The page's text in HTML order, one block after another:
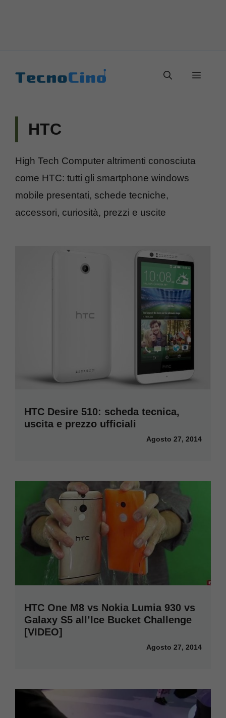
Menu
HTC
High Tech Computer altrimenti conosciuta
come HTC: tutti gli smartphone windows
mobile presentati, schede tecniche,
accessori, curiosità, prezzi e uscite
HTC Desire 510: scheda tecnica,
uscita e prezzo ufficiali
Agosto 27, 2014
HTC One M8 vs Nokia Lumia 930 vs
Galaxy S5 all’Ice Bucket Challenge
[VIDEO]
Agosto 27, 2014